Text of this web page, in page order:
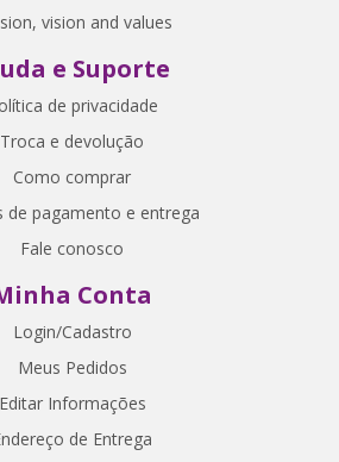
vision and values
e Suporte
de privacidade
Troca e devolução
Como comprar
de pagamento e entrega
Fale conosco
Conta
Login/Cadastro
Meus Pedidos
Editar Informações
de Entrega